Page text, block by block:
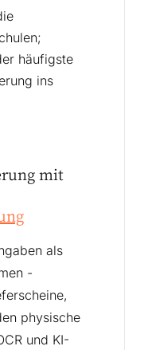
häufigste
ins
mit
als
-
physische
und KI-